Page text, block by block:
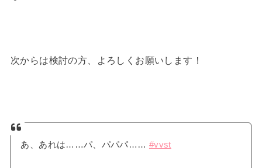
次からは検討の方、よろしくお願いします！
あ、あれは……パ、パパパ…… #vvst